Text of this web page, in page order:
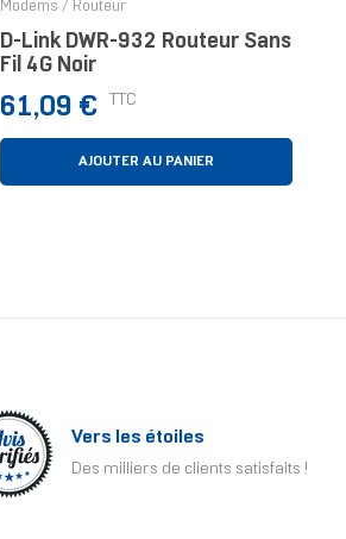
Modems / Routeur
D-Link DWR-932 Routeur Sans
Fil 4G Noir
Prix
61,09 € TTC
AJOUTER AU PANIER
Vers les étoiles
Des milliers de clients satisfaits !